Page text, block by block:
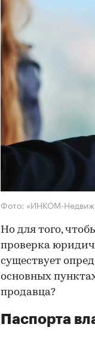
Фото: «ИНКОМ-
Но для того,
проверка
существует
основных
продавца?
Паспорта